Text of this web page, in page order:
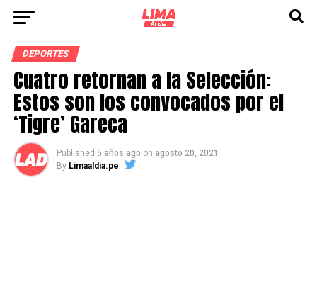
DEPORTES
Cuatro retornan a la Selección:
Estos son los convocados por el
‘Tigre’ Gareca
Published 5 años ago on agosto 20, 2021
By Limaaldia.pe